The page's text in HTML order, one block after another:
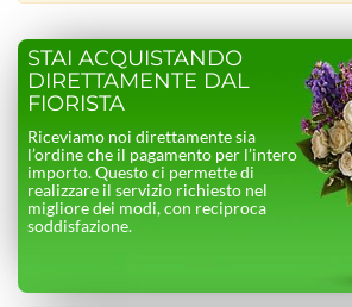
STAI ACQUISTANDO
DIRETTAMENTE DAL
FIORISTA
Riceviamo noi direttamente sia
l’ordine che il pagamento per l’intero
importo. Questo ci permette di
realizzare il servizio richiesto nel
migliore dei modi, con reciproca
soddisfazione.